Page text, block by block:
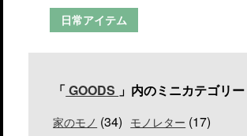
日常アイテム
「 GOODS 」内のミニカテゴリー
家のモノ (34) モノレター (17)